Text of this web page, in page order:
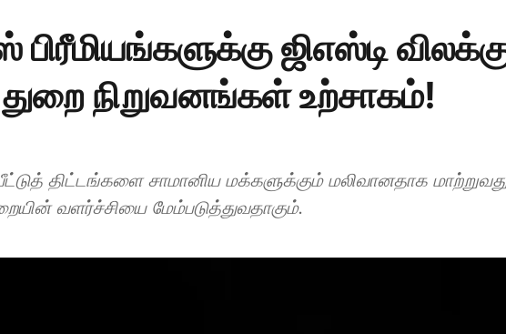
ஜிஎஸ்டி
துறை நிறுவனங்கள் உற்சாகம்!
திட்டங்களை சாமானிய மக்களுக்கும் மலிவானதாக
வளர்ச்சியை மேம்படுத்துவதாகும்.